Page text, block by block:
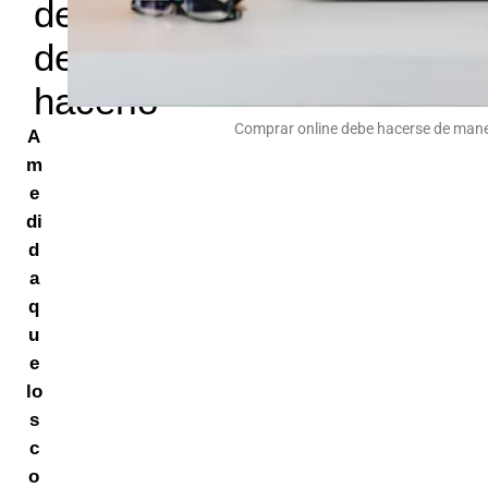
dejar
de
hacerlo
A
m
e
di
d
a
q
u
e
lo
s
c
o
Comprar online debe hacerse de